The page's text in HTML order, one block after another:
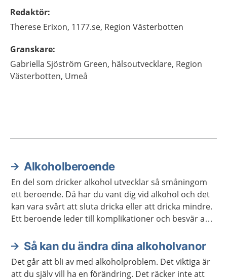
Redaktör:
Therese Erixon, 1177.se, Region Västerbotten
Granskare:
Gabriella Sjöström Green, hälsoutvecklare, Region
Västerbotten, Umeå
Aktuella artiklar
Alkoholberoende
En del som dricker alkohol utvecklar så småningom
ett beroende. Då har du vant dig vid alkohol och det
kan vara svårt att sluta dricka eller att dricka mindre.
Ett beroende leder till komplikationer och besvär av
alkoholberoende.
Så kan du ändra dina alkoholvanor
Det går att bli av med alkoholproblem. Det viktiga är
att du själv vill ha en förändring. Det räcker inte att